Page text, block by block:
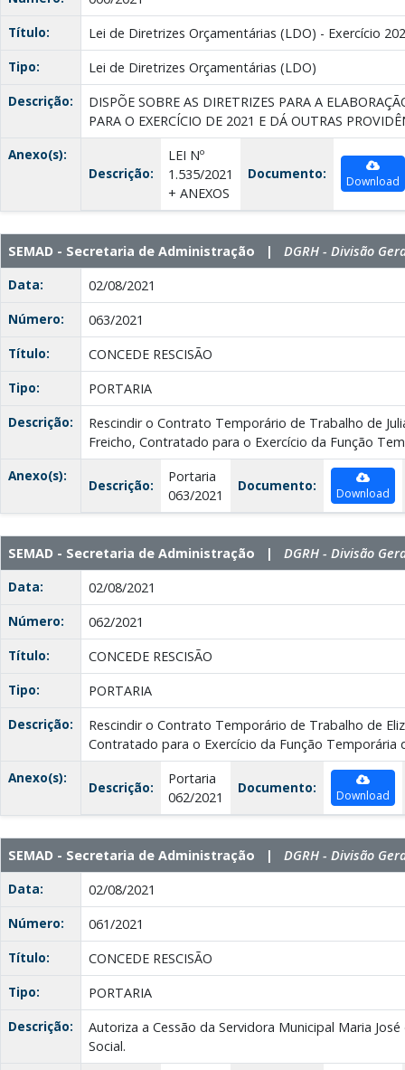
Título:
Lei de Diretrizes Orçamentárias (LDO) - Exercício
Tipo:
Lei de Diretrizes Orçamentárias (LDO)
Descrição:
DISPÕE SOBRE AS DIRETRIZES PARA A
PARA O EXERCÍCIO DE 2021 E DÁ OUTRAS
Anexo(s):
Descrição:
LEI Nº
1.535/2021
+ ANEXOS
Documento: Download
SEMAD - Secretaria de Administração | DGRH - Divisão
Data:
02/08/2021
Número:
063/2021
Título:
CONCEDE RESCISÃO
Tipo:
PORTARIA
Descrição:
Rescindir o Contrato Temporário de Trabalho de
Freicho, Contratado para o Exercício da Função
Anexo(s):
Descrição:
Portaria
063/2021
Documento: Download
SEMAD - Secretaria de Administração | DGRH - Divisão
Data:
02/08/2021
Número:
062/2021
Título:
CONCEDE RESCISÃO
Tipo:
PORTARIA
Descrição:
Rescindir o Contrato Temporário de Trabalho de
Contratado para o Exercício da Função Temporária
Anexo(s):
Descrição:
Portaria
062/2021
Documento: Download
SEMAD - Secretaria de Administração | DGRH - Divisão
Data:
02/08/2021
Número:
061/2021
Título:
CONCEDE RESCISÃO
Tipo:
PORTARIA
Descrição:
Autoriza a Cessão da Servidora Municipal Maria
Social.